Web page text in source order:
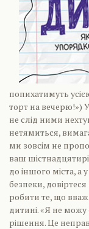
попихатимуть
торт на вечерю!») У
не слід ними
нетямиться,
ми зовсім не
ваш
до іншого міста,
безпеки,
робити те, що
дитині. «Я не можу
рішення. Це